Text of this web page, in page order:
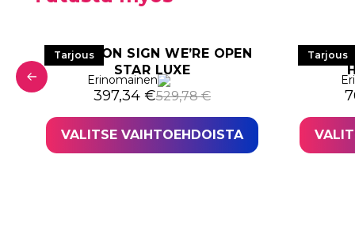
€.
€.
Tarjous
LED NEON SIGN WE’RE OPEN
STAR LUXE
Erinomainen
529,78€
Alkuperäinen hinta oli: 529,78 €.
397,34 €
Nykyinen hinta on: 397,34 €.
VALITSE VAIHTOEHDOISTA
Tarjous
LED